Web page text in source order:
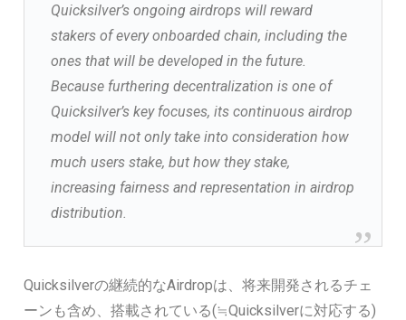
Quicksilver’s ongoing airdrops will reward
stakers of every onboarded chain, including the
ones that will be developed in the future.
Because furthering decentralization is one of
Quicksilver’s key focuses, its continuous airdrop
model will not only take into consideration how
much users stake, but how they stake,
increasing fairness and representation in airdrop
distribution.
Quicksilverの継続的なAirdropは、将来開発されるチェ
ーンも含め、搭載されている(≒Quicksilverに対応する)